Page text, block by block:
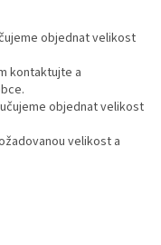
objednat velikost
kontaktujte a
objednat velikost
velikost a